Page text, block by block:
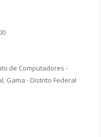
de Computadores -
Gama - Distrito Federal